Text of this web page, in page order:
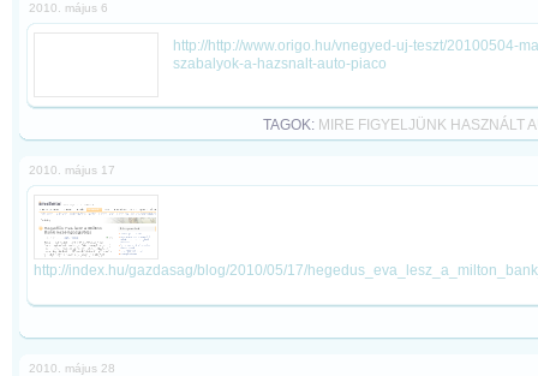
2010. május 6
http://http://www.origo.hu/vnegyed-uj-teszt/20100504-
szabalyok-a-hazsnalt-auto-piaco
TAGOK: MIRE FIGYELJÜNK HASZNÁLT
2010. május 17
http://index.hu/gazdasag/blog/2010/05/17/
2010. május 28